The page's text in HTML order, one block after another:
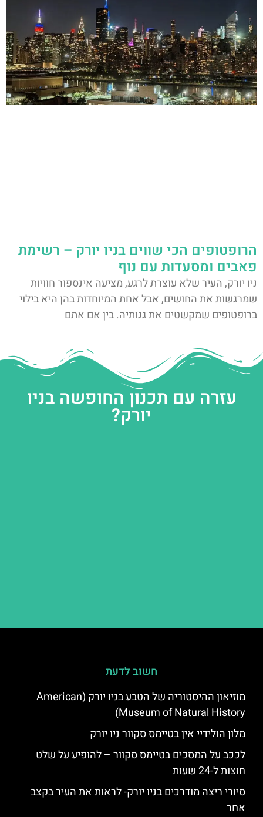
הרופטופים הכי שווים בניו יורק – רשימת
פאבים ומסעדות עם נוף
ניו יורק, העיר שלא עוצרת לרגע, מציעה אינספור חוויות
שמרגשות את החושים, אבל אחת המיוחדות בהן היא בילוי
ברופטופים שמקשטים את גגותיה. בין אם אתם
עזרה עם תכנון החופשה בניו
יורק?
חשוב לדעת
מוזיאון ההיסטוריה של הטבע בניו יורק (American
Museum of Natural History)
מלון הולידיי אין בטיימס סקוור ניו יורק
לככב על המסכים בטיימס סקוור – להופיע על שלט
חוצות ל-24 שעות
סיורי ריצה מודרכים בניו יורק- לראות את העיר בקצב
אחר